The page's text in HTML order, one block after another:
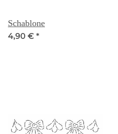
Schablone
4,90 € *